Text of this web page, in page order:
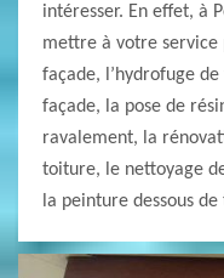
intéresser. En effet, à
mettre à votre service
façade, l’hydrofuge
façade, la pose de
ravalement, la
toiture, le nettoyage
la peinture dessous